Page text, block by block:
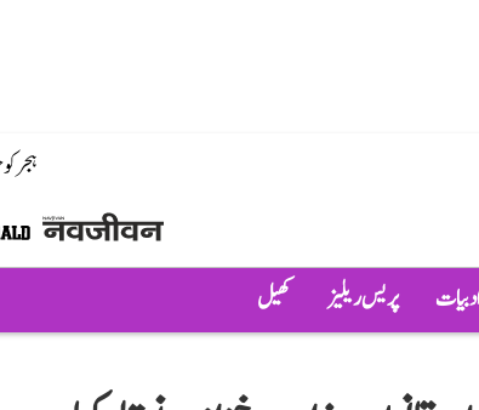
ہجر
ادبیات پریس ریلیز کھیل